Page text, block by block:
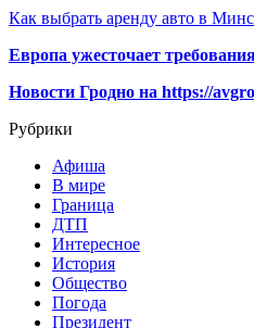
Как выбрать аренду авто в
Европа ужесточает
Новости Гродно на https://
Рубрики
Афиша
В мире
Граница
ДТП
Интересное
История
Общество
Погода
Президент